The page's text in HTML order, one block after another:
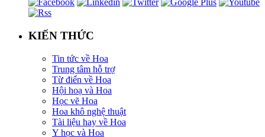
KIẾN THỨC
Tin tức về Hoa
Trung tâm hỗ trợ
Từ điển về Hoa
Hội hoạ và Hoa
Học vẽ Hoa
Hoa khô nghệ thuật
Tài liệu hay về Hoa
Y học và Hoa